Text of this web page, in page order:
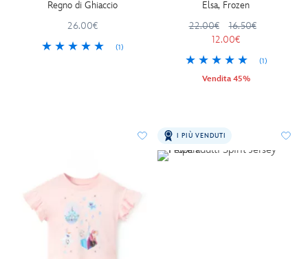
Regno di Ghiaccio
26.00€
(1)
Elsa, Frozen
22.00€
16.50€
12.00€
(1)
Vendita 45%
I PIÙ VENDUTI